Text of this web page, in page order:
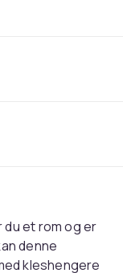
du et rom og er
denne
kleshengere